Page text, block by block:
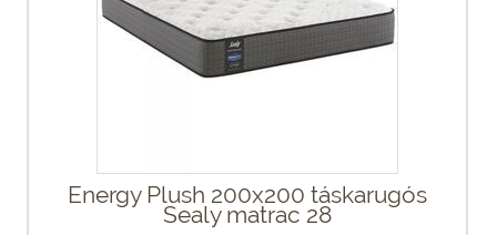
Energy Plush 200x200 táskarugós
Sealy matrac 28